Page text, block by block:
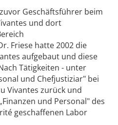
Geschäftsführer beim
und dort
Friese hatte 2002 die
aufgebaut und diese
Tätigkeiten - unter
und Chefjustiziar" bei
Vivantes zurück und
und Personal" des
geschaffenen Labor